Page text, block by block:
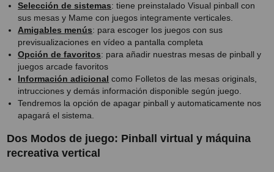
Selección de sistemas: tiene preinstalado Visual pinball con
sus mesas y Mame con juegos integramente verticales.
Amigables menús: para escoger los juegos con sus
previsualizaciones en vídeo a pantalla completa
Opción de favoritos: para añadir nuestras mesas de pinball y
juegos arcade favoritos
Información adicional como Folletos de las mesas originals,
intrucciones y demás información disponible según juego.
Tendremos la opción de apagar pinball y automaticamente nos
apagará el sistema.
Dos Modos de juego: Pinball virtual y máquina
recreativa vertical